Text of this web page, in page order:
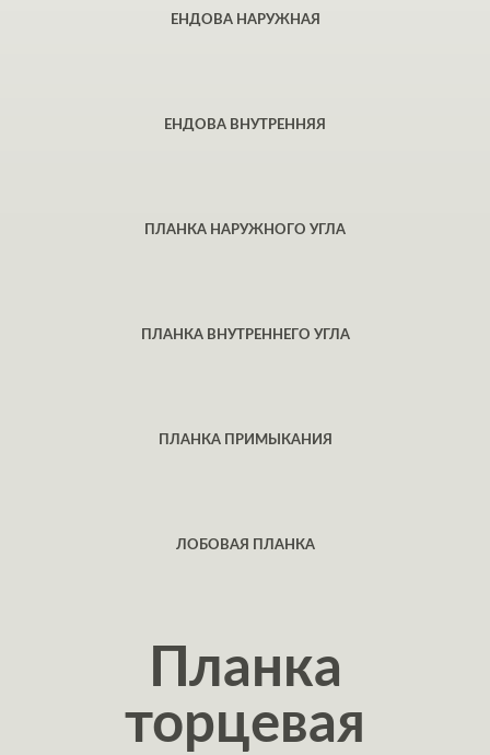
ЕНДОВА НАРУЖНАЯ
ЕНДОВА ВНУТРЕННЯЯ
ПЛАНКА НАРУЖНОГО УГЛА
ПЛАНКА ВНУТРЕННЕГО УГЛА
ПЛАНКА ПРИМЫКАНИЯ
ЛОБОВАЯ ПЛАНКА
Планка
торцевая